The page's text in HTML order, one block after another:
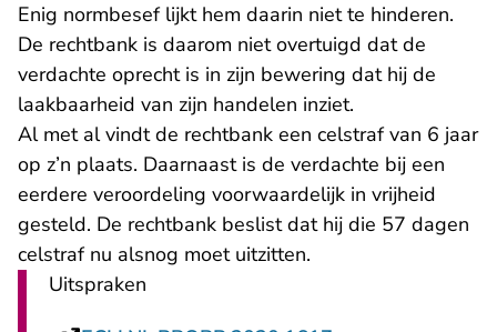
Enig normbesef lijkt hem daarin niet te hinderen.
De rechtbank is daarom niet overtuigd dat de
verdachte oprecht is in zijn bewering dat hij de
laakbaarheid van zijn handelen inziet.
Al met al vindt de rechtbank een celstraf van 6 jaar
op z’n plaats. Daarnaast is de verdachte bij een
eerdere veroordeling voorwaardelijk in vrijheid
gesteld. De rechtbank beslist dat hij die 57 dagen
celstraf nu alsnog moet uitzitten.
Uitspraken